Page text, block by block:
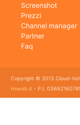
Screenshot
Prezzi
Channel manager
Partner
Faq
Copyright © 2013 Cloud-
Hsweb.it - P.I.